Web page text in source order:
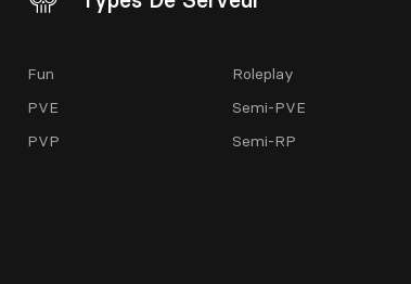
Fun
PVE
PVP
Roleplay
Semi-PVE
Semi-RP